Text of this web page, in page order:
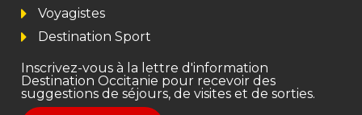
Voyagistes
Destination Sport
Inscrivez-vous à la lettre d'information
Destination Occitanie pour recevoir des
suggestions de séjours, de visites et de sorties.